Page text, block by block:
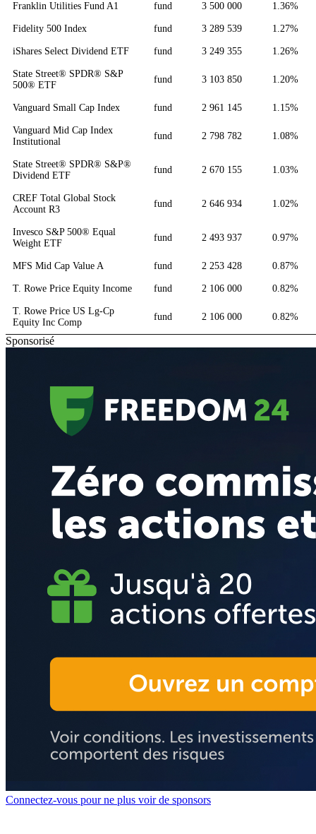
Franklin Utilities Fund A1 fund 3 500 000 1.36%
Fidelity 500 Index fund 3 289 539 1.27%
iShares Select Dividend ETF fund 3 249 355 1.26%
State Street® SPDR® S&P
500® ETF
fund 3 103 850 1.20%
Vanguard Small Cap Index fund 2 961 145 1.15%
Vanguard Mid Cap Index
Institutional
fund 2 798 782 1.08%
State Street® SPDR® S&P®
Dividend ETF
fund 2 670 155 1.03%
CREF Total Global Stock
Account R3
fund 2 646 934 1.02%
Invesco S&P 500® Equal
Weight ETF
fund 2 493 937 0.97%
MFS Mid Cap Value A fund 2 253 428 0.87%
T. Rowe Price Equity Income fund 2 106 000 0.82%
T. Rowe Price US Lg-Cp
Equity Inc Comp
fund 2 106 000 0.82%
Sponsorisé
Connectez-vous pour ne plus voir de sponsors